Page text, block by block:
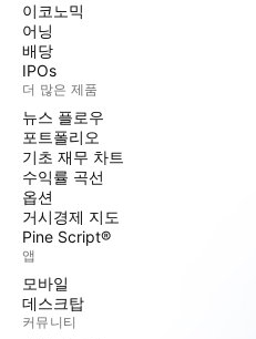
이코노믹
어닝
배당
IPOs
더 많은 제품
뉴스 플로우
포트폴리오
기초 재무 차트
수익률 곡선
옵션
거시경제 지도
Pine Script®
앱
모바일
데스크탑
커뮤니티